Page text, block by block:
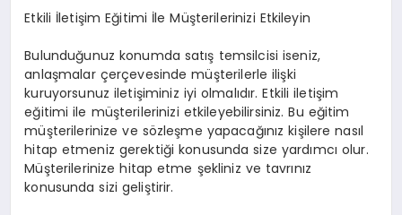
Etkili İletişim Eğitimi İle Müşterilerinizi Etkileyin
Bulunduğunuz konumda satış temsilcisi iseniz,
anlaşmalar çerçevesinde müşterilerle ilişki
kuruyorsunuz iletişiminiz iyi olmalıdır. Etkili iletişim
eğitimi ile müşterilerinizi etkileyebilirsiniz. Bu eğitim
müşterilerinize ve sözleşme yapacağınız kişilere nasıl
hitap etmeniz gerektiği konusunda size yardımcı olur.
Müşterilerinize hitap etme şekliniz ve tavrınız
konusunda sizi geliştirir.